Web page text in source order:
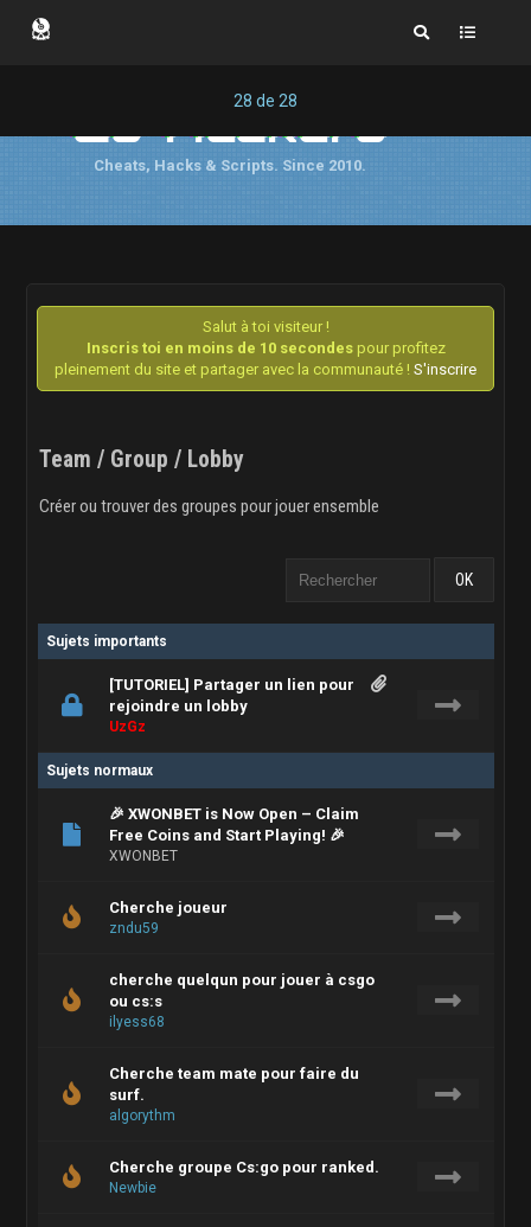
Cs-Hackers
Cheats, Hacks & Scripts. Since 2010.
Salut à toi visiteur !
Inscris toi en moins de 10 secondespour profitez
pleinement du site et partager avec la communauté ! S'inscrire
Team / Group / Lobby
Créer ou trouver des groupes pour jouer ensemble
Sujets importants
[TUTORIEL] Partager un lien pour
rejoindre un lobby
UzGz
Sujets normaux
🎉 XWONBET is Now Open – Claim
Free Coins and Start Playing! 🎉
XWONBET
Cherche joueur
zndu59
cherche quelqun pour jouer à csgo
ou cs:s
ilyess68
Cherche team mate pour faire du
surf.
algorythm
Cherche groupe Cs:go pour ranked.
Newbie
28 de 28